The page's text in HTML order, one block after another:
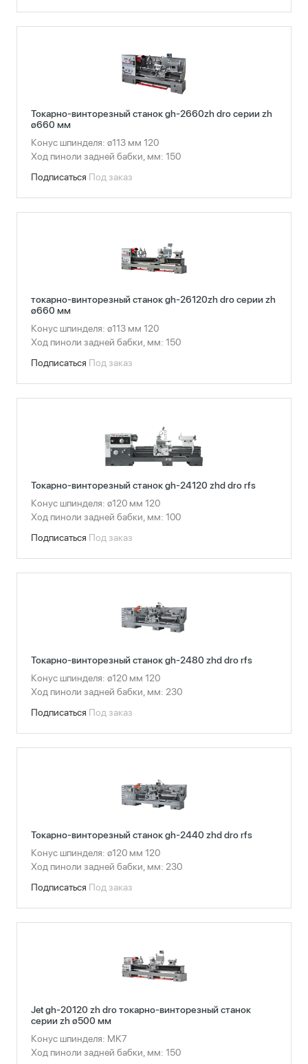
Токарно-винторезный станок gh-2660zh dro серии zh
ø660 мм
Конус шпинделя: ø113 мм 120
Ход пиноли задней бабки, мм: 150
Подписаться Под заказ
токарно-винторезный станок gh-26120zh dro серии zh
ø660 мм
Конус шпинделя: ø113 мм 120
Ход пиноли задней бабки, мм: 150
Подписаться Под заказ
Токарно-винторезный станок gh-24120 zhd dro rfs
Конус шпинделя: ø120 мм 120
Ход пиноли задней бабки, мм: 100
Подписаться Под заказ
Токарно-винторезный станок gh-2480 zhd dro rfs
Конус шпинделя: ø120 мм 120
Ход пиноли задней бабки, мм: 230
Подписаться Под заказ
Токарно-винторезный станок gh-2440 zhd dro rfs
Конус шпинделя: ø120 мм 120
Ход пиноли задней бабки, мм: 230
Подписаться Под заказ
Jet gh-20120 zh dro токарно-винторезный станок
серии zh ø500 мм
Конус шпинделя: МK7
Ход пиноли задней бабки, мм: 150